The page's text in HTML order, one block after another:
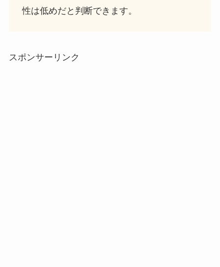
性は低めだと判断できます。
スポンサーリンク